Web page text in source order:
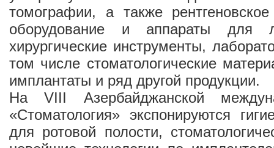
томографии, а также
оборудование и аппараты для
хирургические инструменты,
том числе стоматологические
имплантаты и ряд другой продукции.
На VIII Азербайджанской
«Стоматология» экспонируются
для ротовой полости,